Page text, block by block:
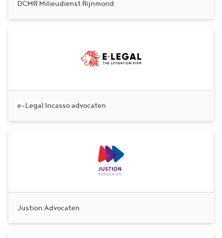
DCMR Milieudienst Rijnmond
e-Legal Incasso advocaten
Justion Advocaten